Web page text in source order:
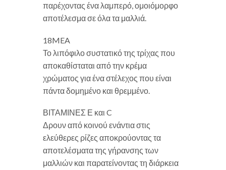
παρέχοντας ένα λαμπερό, ομοιόμορφο
αποτέλεσμα σε όλα τα μαλλιά.
18MEA
Το λιπόφιλο συστατικό της τρίχας που
αποκαθίσταται από την κρέμα
χρώματος για ένα στέλεχος που είναι
πάντα δομημένο και θρεμμένο.
ΒΙΤΑΜΙΝΕΣ Ε και C
Δρουν από κοινού ενάντια στις
ελεύθερες ρίζες αποκρούοντας τα
αποτελέσματα της γήρανσης των
μαλλιών και παρατείνοντας τη διάρκεια